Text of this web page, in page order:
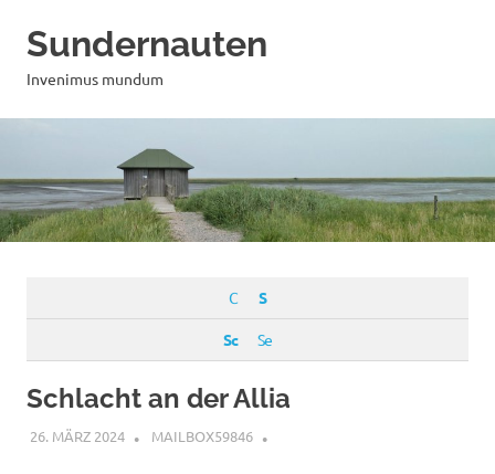
InhaltSundernauten
Invenimus mundum
C S
Sc Se
Schlacht an der Allia
26. MÄRZ 2024 MAILBOX59846